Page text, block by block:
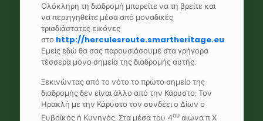
Ολόκληρη τη διαδρομή μπορείτε να τη βρείτε και
να περιηγηθείτε μέσα από μοναδικές
τρισδιάστατες εικόνες
στο http://herculesroute.smartheritage.eu.
Εμείς εδώ θα σας παρουσιάσουμε στα γρήγορα
τέσσερα μόνο σημεία της διαδρομής αυτής.
Ξεκινώντας από το νότο το πρώτο σημείο της
διαδρομής δεν είναι άλλο από την Κάρυστο. Τον
Ηρακλή με την Κάρυστο τον συνδέει ο Δίων ο
Ευβοϊκός ή Κυνηγός. Στα μέσα του 4ουαιώνα π.Χ